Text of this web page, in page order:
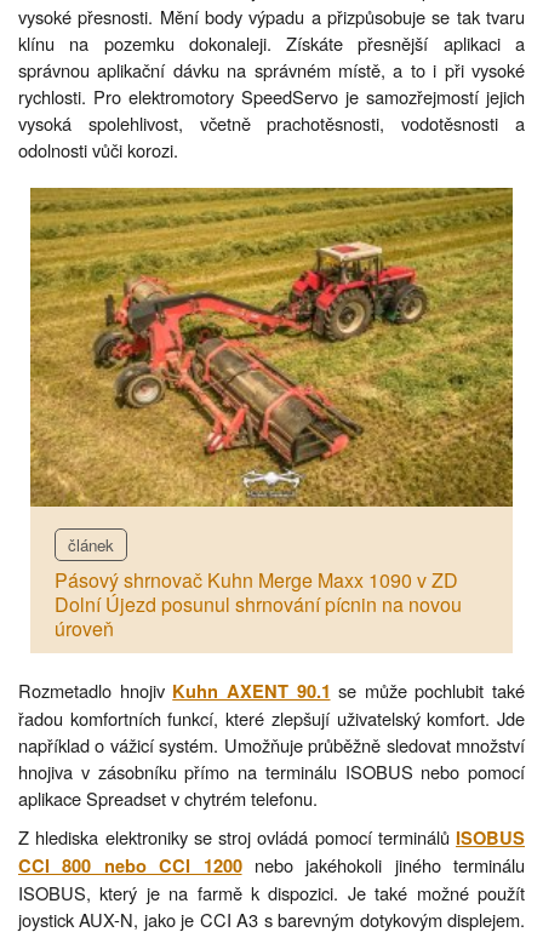
vysoké přesnosti. Mění body výpadu a přizpůsobuje se tak tvaru
klínu na pozemku dokonaleji. Získáte přesnější aplikaci a
správnou aplikační dávku na správném místě, a to i při vysoké
rychlosti. Pro elektromotory SpeedServo je samozřejmostí jejich
vysoká spolehlivost, včetně prachotěsnosti, vodotěsnosti a
odolnosti vůči korozi.
článek
Pásový shrnovač Kuhn Merge Maxx 1090 v ZD
Dolní Újezd posunul shrnování pícnin na novou
úroveň
Rozmetadlo hnojiv Kuhn AXENT 90.1 se může pochlubit také
řadou komfortních funkcí, které zlepšují uživatelský komfort. Jde
například o vážicí systém. Umožňuje průběžně sledovat množství
hnojiva v zásobníku přímo na terminálu ISOBUS nebo pomocí
aplikace Spreadset v chytrém telefonu.
Z hlediska elektroniky se stroj ovládá pomocí terminálů ISOBUS
CCI 800 nebo CCI 1200nebo jakéhokoli jiného terminálu
ISOBUS, který je na farmě k dispozici. Je také možné použít
joystick AUX-N, jako je CCI A3 s barevným dotykovým displejem.